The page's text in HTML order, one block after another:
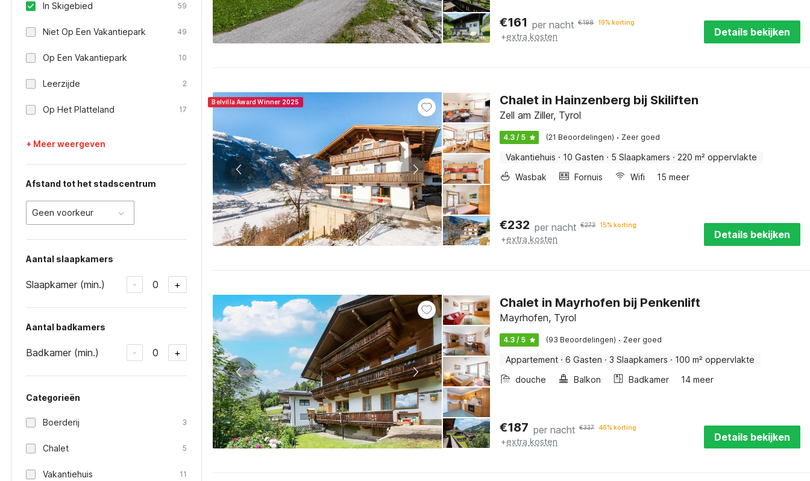
In Skigebied 59
Niet Op Een Vakantiepark 49
Op Een Vakantiepark 10
Leerzijde 2
Op Het Platteland 17
+ Meer weergeven
Afstand tot het stadscentrum
Geen voorkeur
Aantal slaapkamers
Slaapkamer (min.) - 0 +
Aantal badkamers
Badkamer (min.) - 0 +
Categorieën
Boerderij 3
Chalet 5
Vakantiehuis 11
€161 per nacht €198 19% korting
+extra kosten Details bekijken
Belvilla Award Winner 2025 Chalet in Hainzenberg bij Skiliften
Zell am Ziller, Tyrol
4.3 / 5 (21 Beoordelingen) · Zeer goed
Vakantiehuis · 10 Gasten · 5 Slaapkamers · 220 m² oppervlakte
Wasbak
Fornuis Wifi 15 meer
€232 per nacht €273 15% korting
+extra kosten Details bekijken
Chalet in Mayrhofen bij Penkenlift
Mayrhofen, Tyrol
4.3 / 5 (93 Beoordelingen) · Zeer goed
Appartement · 6 Gasten · 3 Slaapkamers · 100 m² oppervlakte
douche
Balkon Badkamer 14 meer
€187 per nacht €337 46% korting
+extra kosten Details bekijken